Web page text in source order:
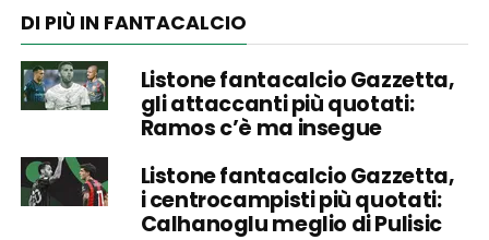
DI PIÙ IN FANTACALCIO
Listone fantacalcio Gazzetta,
gli attaccanti più quotati:
Ramos c’è ma insegue
Listone fantacalcio Gazzetta,
i centrocampisti più quotati:
Calhanoglu meglio di Pulisic